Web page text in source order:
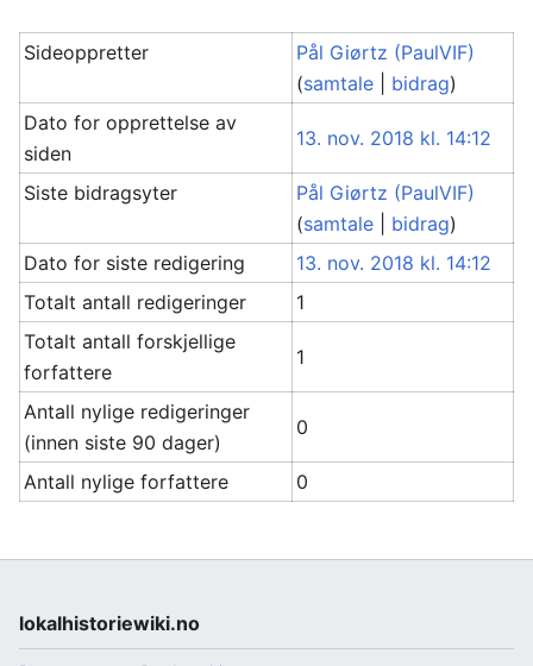
Sideoppretter
Pål Giørtz (PaulVIF)
(samtale bidrag)
Dato for opprettelse av
siden
13. nov. 2018 kl. 14:12
Siste bidragsyter
Pål Giørtz (PaulVIF)
(samtale bidrag)
Dato for siste redigering
13. nov. 2018 kl. 14:12
Totalt antall redigeringer
1
Totalt antall forskjellige
forfattere
1
Antall nylige redigeringer
(innen siste 90 dager)
0
Antall nylige forfattere 0
lokalhistoriewiki.no